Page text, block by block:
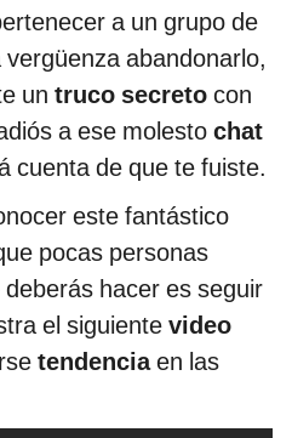
a un grupo de
vergüenza abandonarlo,
un truco secreto con
a ese molesto chat
cuenta de que te fuiste.
este fantástico
pocas personas
hacer es seguir
el siguiente video
tendenciaen las